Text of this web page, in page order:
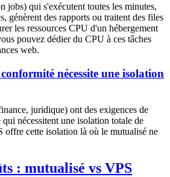
jobs) qui s'exécutent toutes les minutes,
génèrent des rapports ou traitent des files
les ressources CPU d'un hébergement
pouvez dédier du CPU à ces tâches
web.
nécessite une isolation
juridique) ont des exigences de
nécessitent une isolation totale de
cette isolation là où le mutualisé ne
: mutualisé vs VPS